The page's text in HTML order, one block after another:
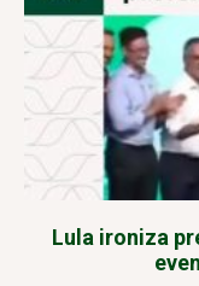
Lula ironiza